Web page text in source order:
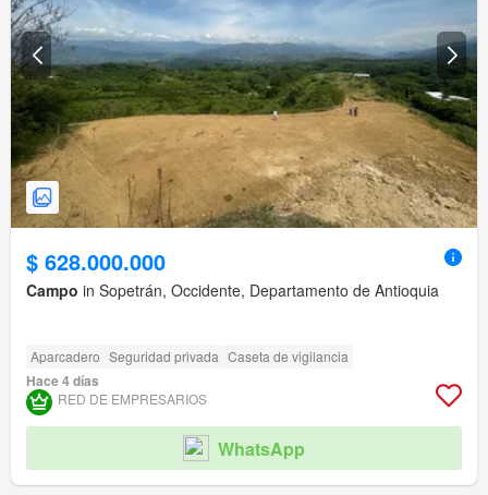
$ 628.000.000
Campo in Sopetrán, Occidente, Departamento de Antioquia
Aparcadero Seguridad privada Caseta de vigilancia
Hace 4 días
RED DE EMPRESARIOS
WhatsApp